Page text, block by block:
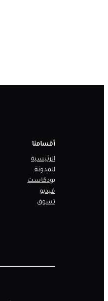
أقسامنا
الرئيسية
المدونة
بودكاست
فيديو
تسوق